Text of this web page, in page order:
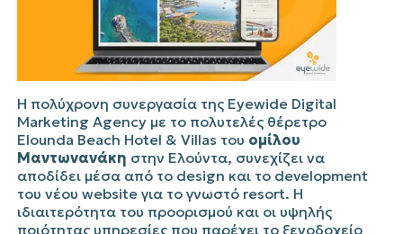
Η πολύχρονη συνεργασία της Eyewide Digital
Marketing Agency με το πολυτελές θέρετρο
Elounda Beach Hotel & Villas του ομίλου
Μαντωνανάκη στην Ελούντα, συνεχίζει να
αποδίδει μέσα από το design και το development
του νέου website για το γνωστό resort. Η
ιδιαιτερότητα του προορισμού και οι υψηλής
ποιότητας υπηρεσίες που παρέχει το ξενοδοχείο